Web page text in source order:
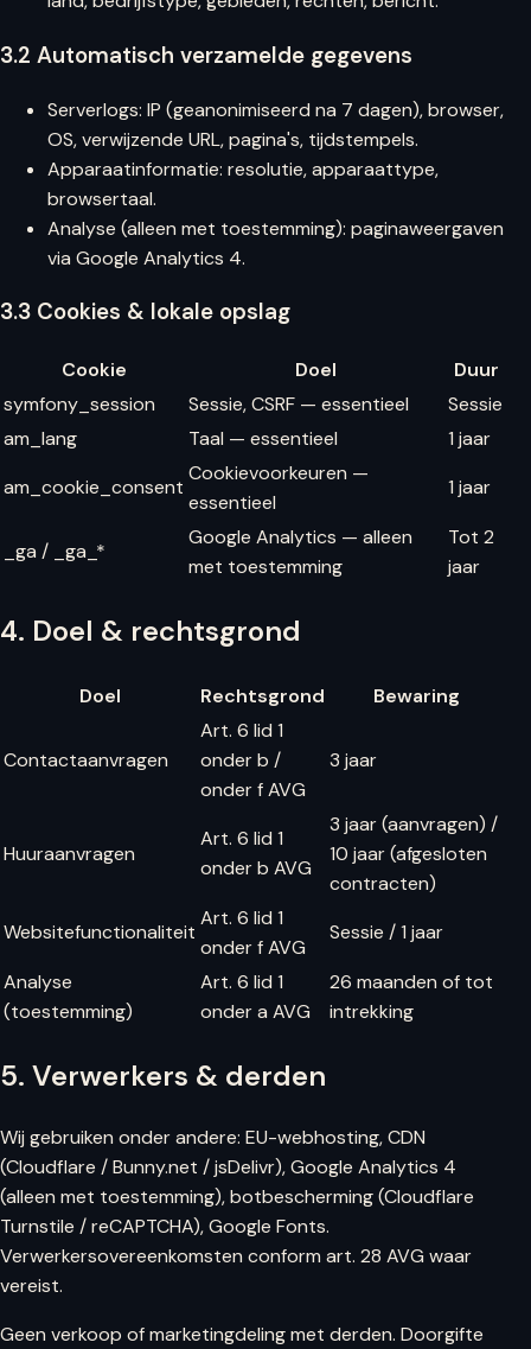
3.2 Automatisch verzamelde gegevens
Serverlogs: IP (geanonimiseerd na 7 dagen), browser,
OS, verwijzende URL, pagina's, tijdstempels.
Apparaatinformatie: resolutie, apparaattype,
browsertaal.
Analyse (alleen met toestemming): paginaweergaven
via Google Analytics 4.
3.3 Cookies & lokale opslag
Cookie Doel
Duur
symfony_session
Sessie, CSRF — essentieel
Sessie
am_lang
Taal — essentieel
1 jaar
am_cookie_consent
Cookievoorkeuren —
essentieel
1 jaar
_ga / _ga_*
Google Analytics — alleen
met toestemming
Tot 2
jaar
4. Doel & rechtsgrond
Doel Rechtsgrond Bewaring
Contactaanvragen
Art. 6 lid 1
onder b /
onder f AVG
3 jaar
Huuraanvragen
Art. 6 lid 1
onder b AVG
3 jaar (aanvragen) /
10 jaar (afgesloten
contracten)
Websitefunctionaliteit
Art. 6 lid 1
onder f AVG
Sessie / 1 jaar
Analyse
(toestemming)
Art. 6 lid 1
onder a AVG
26 maanden of tot
intrekking
5. Verwerkers & derden
Wij gebruiken onder andere: EU-webhosting, CDN
(Cloudflare / Bunny.net / jsDelivr), Google Analytics 4
(alleen met toestemming), botbescherming (Cloudflare
Turnstile / reCAPTCHA), Google Fonts.
Verwerkersovereenkomsten conform art. 28 AVG waar
vereist.
Geen verkoop of marketingdeling met derden. Doorgifte